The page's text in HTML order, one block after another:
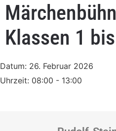
Klassen 1
Datum: 26. Februar 2026
Uhrzeit: 08:00 - 13:00